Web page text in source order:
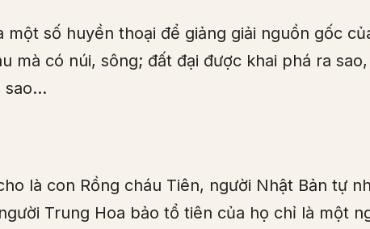
một số huyền thoại để giảng giải nguồn gốc
mà có núi, sông; đất đại được khai phá ra
sao…
là con Rồng cháu Tiên, người Nhật Bản tự
Trung Hoa bảo tổ tiên của họ chỉ là một